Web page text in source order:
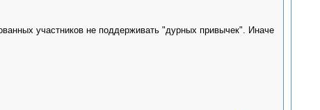
участников не поддерживать "дурных привычек". Иначе